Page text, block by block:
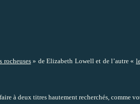
rocheuses» de Elizabeth Lowell et de l’autre «
à deux titres hautement recherchés, comme